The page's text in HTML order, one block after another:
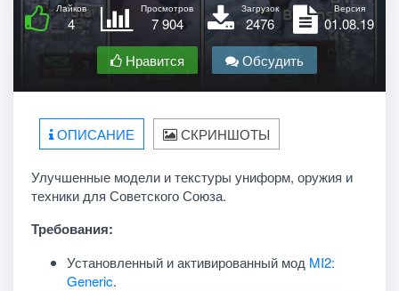
Лайков
4
Просмотров
7 904
Загрузок
2476
Версия
01.08.19
Нравится
Обсудить
ОПИСАНИЕ СКРИНШОТЫ
Улучшенные модели и текстуры униформ, оружия и
техники для Советского Союза.
Требования:
Установленный и активированный мод MI2:
Generic.